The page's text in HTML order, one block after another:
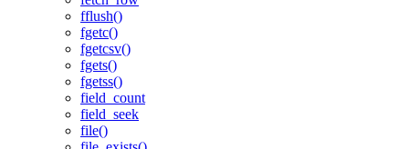
fflush()
fgetc()
fgetcsv()
fgets()
fgetss()
field_count
field_seek
file()